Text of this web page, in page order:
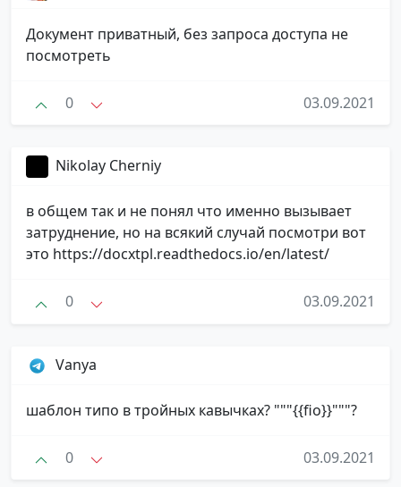
Документ приватный, без запроса доступа не
посмотреть
0 03.09.2021
Nikolay Cherniy
в общем так и не понял что именно вызывает
затруднение, но на всякий случай посмотри вот
это https://docxtpl.readthedocs.io/en/latest/
0 03.09.2021
Vanya
шаблон типо в тройных кавычках? """{{fio}}"""?
0 03.09.2021